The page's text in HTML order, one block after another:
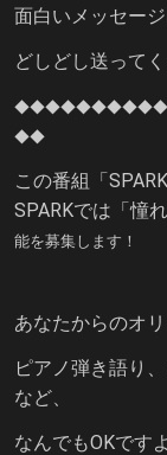
面白いメッセー
どしどし送って
◆◆◆◆◆◆
◆◆
この番組「
SPARKでは「憧
能を募集します！
あなたからのオ
ピアノ弾き語り
など、
なんでもOKです